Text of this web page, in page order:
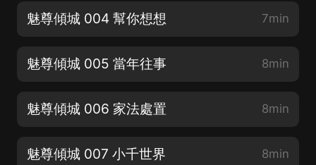
魅尊傾城 004 幫你想想 7min
魅尊傾城 005 當年往事 8min
魅尊傾城 006 家法處置 8min
魅尊傾城 007 小千世界 8min